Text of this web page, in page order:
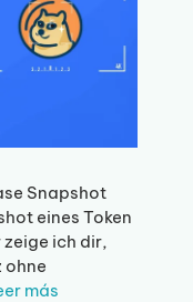
Snapshot
eines Token
ich dir,
ohne
más